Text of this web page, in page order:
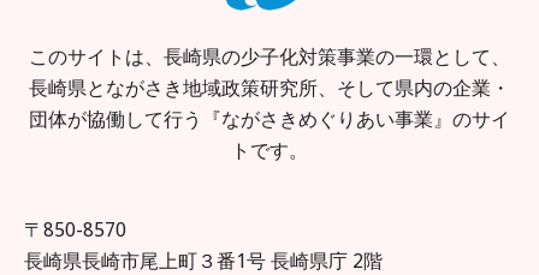
このサイトは、長崎県の少子化対策事業の一環として、
長崎県とながさき地域政策研究所、そして県内の企業・
団体が協働して行う『ながさきめぐりあい事業』のサイ
トです。
〒850-8570
長崎県長崎市尾上町３番1号 長崎県庁 2階